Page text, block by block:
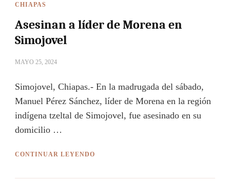
CHIAPAS
Asesinan a líder de Morena en
Simojovel
MAYO 25, 2024
Simojovel, Chiapas.- En la madrugada del sábado,
Manuel Pérez Sánchez, líder de Morena en la región
indígena tzeltal de Simojovel, fue asesinado en su
domicilio …
CONTINUAR LEYENDO